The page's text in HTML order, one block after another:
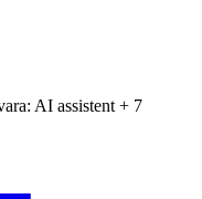
AI assistent + 7